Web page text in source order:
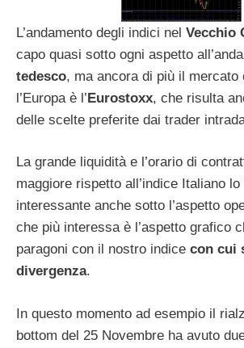
L’andamento degli indici nel Vecchio
capo quasi sotto ogni aspetto
tedesco, ma ancora di più il mercato
l’Europa è l’Eurostoxx, che risulta
delle scelte preferite dai trader
La grande liquidità e l’orario di
maggiore rispetto all’indice Italiano lo
interessante anche sotto l’aspetto
che più interessa è l’aspetto grafico
paragoni con il nostro indice con cui
divergenza.
In questo momento ad esempio il
bottom del 25 Novembre ha avuto